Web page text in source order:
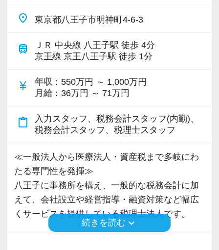
◎犬が平気で犬アレルギーのない方
≪テレワーク体制あり！残業は繁忙期でも月20
時間以内！≫
境は整っています。
クとオフィスワークを織り交ぜたハイブリット
ワークとしての働き方も可能です。
方も歓迎します。
残業は繁忙期でも月20時間程度。
通常時ならあっても10時間前後です。
ですので、ワークライフバランスに関する心配
もありません。
した先に「あなたにお任せしたい」と言ってい
ただける関係ができるのではないでしょうか。
こうした関係構築に楽しさを見出せる方なら、
≪地域に寄り添い、皆が長く快適に活躍できる
一人ひとりが無理をせず、お客様に寄り添いな
私たちはそこを重視しています。
それぞれのメンバーが、快適に長く活躍できる
環境作りに力を入れています！
≪オフィスカジュアルOK！税理士事務所らしく
ない事務所≫
place 東京都八王子市明神町4-6-3
train
ＪＲ 中央線 八王子駅 徒歩 4分
京王線 京王八王子駅 徒歩 1分
currency_yen 年収 ：550万円 ～ 1,000万円
月給 ：36万円 ～ 71万円
content_paste
入力スタッフ、税務会計スタッフ(内勤)、
税務会計スタッフ、税理士スタッフ
≪一般法人から医療法人・資産税まで多岐にわ
たる専門性を発揮≫
八王子に事務所を構え、一般的な税務会計に加
えて、会社設立や経営指導・融資対策など幅広
くサービスを提供している税理士法人です。
続きを読む keyboard_arrow_down